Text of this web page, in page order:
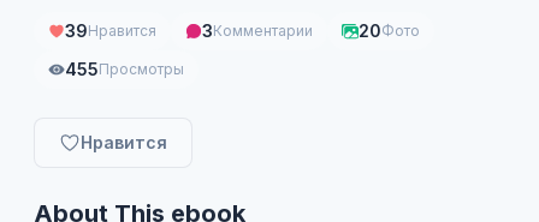
39Нравится 3Комментарии 20Фото
455Просмотры
Нравится
About This ebook